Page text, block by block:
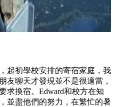
起初學校安排的寄宿家庭，我
友聊天才發現並不是很適當，
求換宿。Edward和校方在知
並盡他們的努力，在繁忙的暑